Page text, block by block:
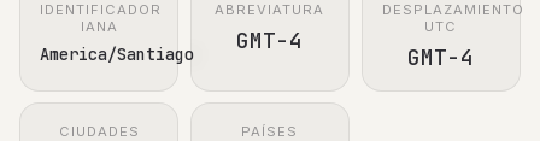
IDENTIFICADOR
IANA
America/Santiago
ABREVIATURA
GMT-4
DESPLAZAMIENTO
UTC
GMT-4
CIUDADES PAÍSES